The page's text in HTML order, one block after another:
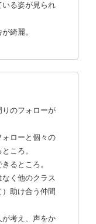
いる姿が見られ
綺麗。
りのフォローが
ォローと個々の
ころ。
るところ。
なく他のクラス
助け合う仲間
が考え、声をか